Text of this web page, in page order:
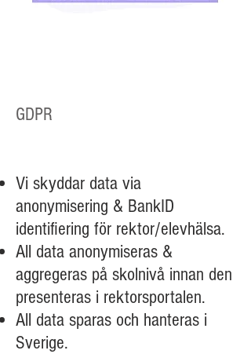
GDPR
Vi skyddar data via
anonymisering & BankID
identifiering för rektor/elevhälsa.
All data anonymiseras &
aggregeras på skolnivå innan den
presenteras i rektorsportalen.
All data sparas och hanteras i
Sverige.